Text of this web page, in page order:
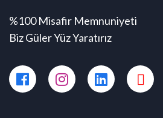
%100 Misafir Memnuniyeti
Biz Güler Yüz Yaratırız